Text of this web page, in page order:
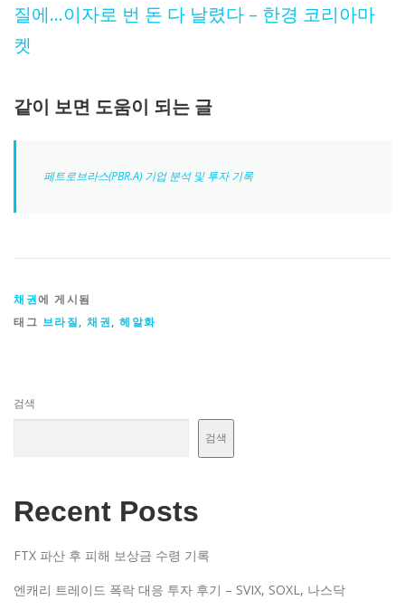
질에…이자로 번 돈 다 날렸다 – 한경 코리아마
켓
같이 보면 도움이 되는 글
페트로브라스(PBR.A) 기업 분석 및 투자 기록
채권에 게시됨
태그 브라질, 채권, 헤알화
검색
검색
Recent Posts
FTX 파산 후 피해 보상금 수령 기록
엔캐리 트레이드 폭락 대응 투자 후기 – SVIX, SOXL, 나스닥